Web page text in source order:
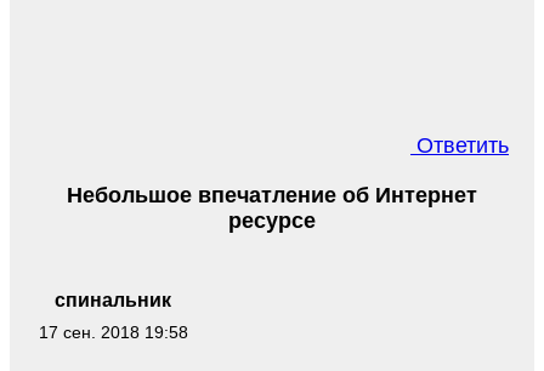
Ответить
спинальник
17 сен. 2018 19:58
Небольшое впечатление об Интернет
ресурсе